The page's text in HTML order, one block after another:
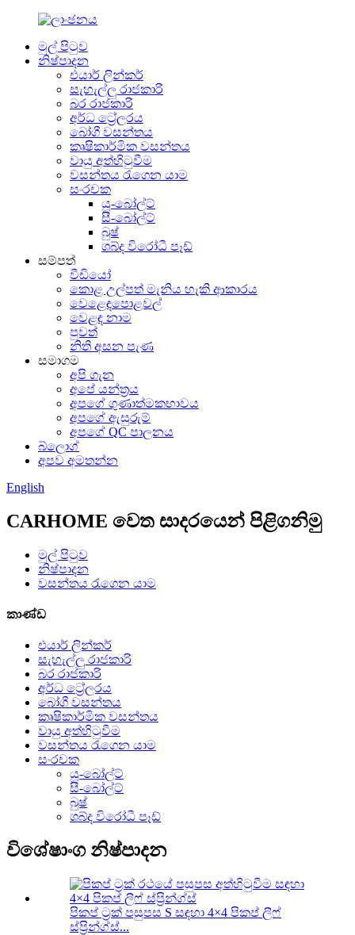
මුල් පිටුව
නිෂ්පාදන
එයාර් ලින්කර්
සැහැල්ලු රාජකාරි
බර රාජකාරි
අර්ධ ට්‍රේලරය
බෝගී වසන්තය
කෘෂිකාර්මික වසන්තය
වායු අත්හිටුවීම
වසන්තය රැගෙන යාම
සංරචක
යූ-බෝල්ට්
සී-බෝල්ට්
බුෂ්
ශබ්ද විරෝධී පෑඩ්
සම්පත්
වීඩියෝ
කොළ උල්පත් මැනිය හැකි ආකාරය
වෙළෙඳපොළවල්
වෙළඳ නාම
පුවත්
නිති අසන පැණ
සමාගම
අපි ගැන
අපේ යන්ත්‍රය
අපගේ ගුණාත්මකභාවය
අපගේ ඇසුරුම්
අපගේ QC පාලනය
බ්ලොග්
අපව අමතන්න
English
CARHOME වෙත සාදරයෙන් පිළිගනිමු
මුල් පිටුව
නිෂ්පාදන
වසන්තය රැගෙන යාම
කාණ්ඩ
එයාර් ලින්කර්
සැහැල්ලු රාජකාරි
බර රාජකාරි
අර්ධ ට්‍රේලරය
බෝගී වසන්තය
කෘෂිකාර්මික වසන්තය
වායු අත්හිටුවීම
වසන්තය රැගෙන යාම
සංරචක
යූ-බෝල්ට්
සී-බෝල්ට්
බුෂ්
ශබ්ද විරෝධී පෑඩ්
විශේෂාංග නිෂ්පාදන
පිකප් ට්‍රක් පසුපස S සඳහා 4×4 පිකප් ලීෆ්
ස්ප්‍රින්ග්ස්...